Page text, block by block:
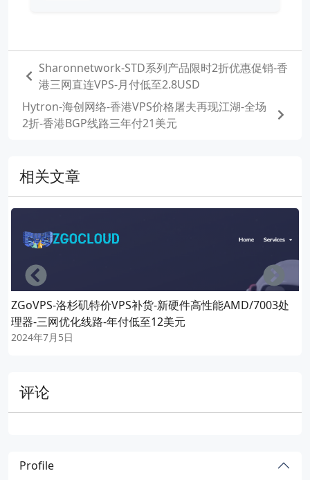
Sharonnetwork-STD系列产品限时2折优惠促销-香
港三网直连VPS-月付低至2.8USD
Hytron-海创网络-香港VPS价格屠夫再现江湖-全场
2折-香港BGP线路三年付21美元
相关文章
ZGoVPS-洛杉矶特价VPS补货-新硬件高性能AMD/7003处
理器-三网优化线路-年付低至12美元
2024年7月5日
Left
评论
Profile